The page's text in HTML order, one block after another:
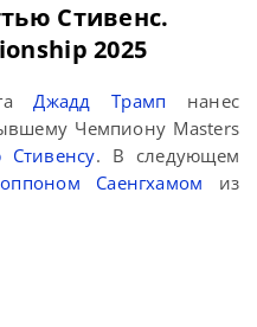
Стивенс.
2025
Джадд Трамп нанес
Чемпиону Masters
Стивенсу. В следующем
Саенгхамом из